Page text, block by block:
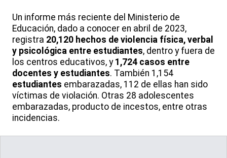
Un informe más reciente del Ministerio de
Educación, dado a conocer en abril de 2023,
registra 20,120 hechos de violencia física, verbal
y psicológica entre estudiantes, dentro y fuera de
los centros educativos, y 1,724 casos entre
docentes y estudiantes. También 1,154
estudiantes embarazadas, 112 de ellas han sido
víctimas de violación. Otras 28 adolescentes
embarazadas, producto de incestos, entre otras
incidencias.